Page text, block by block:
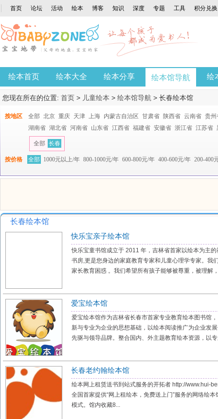
首页 论坛 活动 绘本 博客 知识 深度 专题 工具 积分兑换
绘本首页 绘本大全 绘本分享 绘本馆导航 绘
您现在所在的位置: 首页 > 儿童绘本 > 绘本馆导航 > 长春绘本馆
按地区 全部 北京 重庆 天津 上海 内蒙古自治区 甘肃省 陕西省 云南省 贵州
湖南省 湖北省 河南省 山东省 江西省 福建省 安徽省 浙江省 江苏省
全部 长春
按价格 全部 1000元以上/年 800-1000元/年 600-800元/年 400-600元/年 200-400
长春绘本馆
快乐宝亲子绘本馆
快乐宝童书馆成立于 2011 年，吉林省首家以绘本为主
书房,更是您身边的家庭教育专家和儿童心理学专家。我
家长教育困惑 。我们希望所有孩子能够被尊重，被理解
爱宝绘本馆
爱宝绘本馆作为吉林省长春市首家专业教育绘本图书馆
新与专业为企业的思想基础，以绘本阅读推广为企业发
先驱与领导品牌。整合国内、外主题教育绘本资源，以
长春老约翰绘本馆
绘本网上租赁送书到站式服务的开拓者 http://www.hui-
全国首家提供“网上租绘本，免费送上门”服务的网络绘
模式。馆内收藏8...